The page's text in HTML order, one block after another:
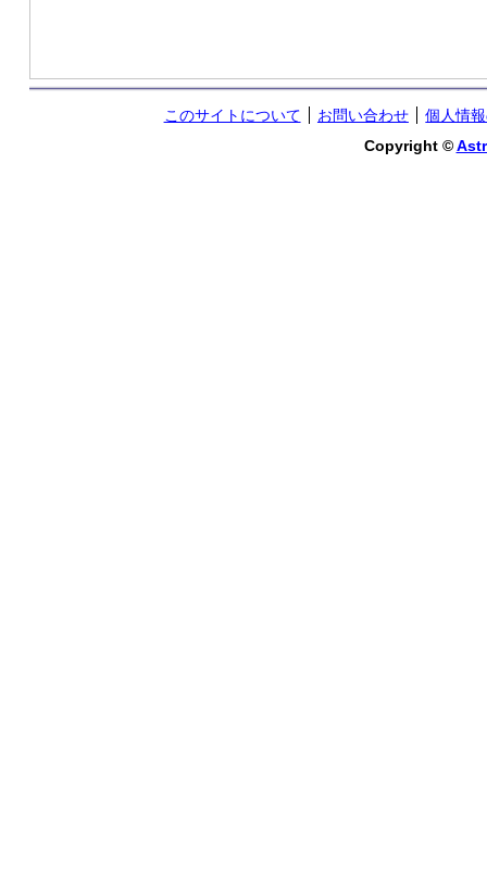
このサイトについて お問い合わせ
個人情
Copyright ©